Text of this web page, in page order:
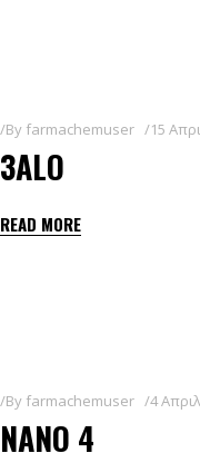
By farmachemuser 15
3ALO
READ MORE
By farmachemuser 4
NANO 4